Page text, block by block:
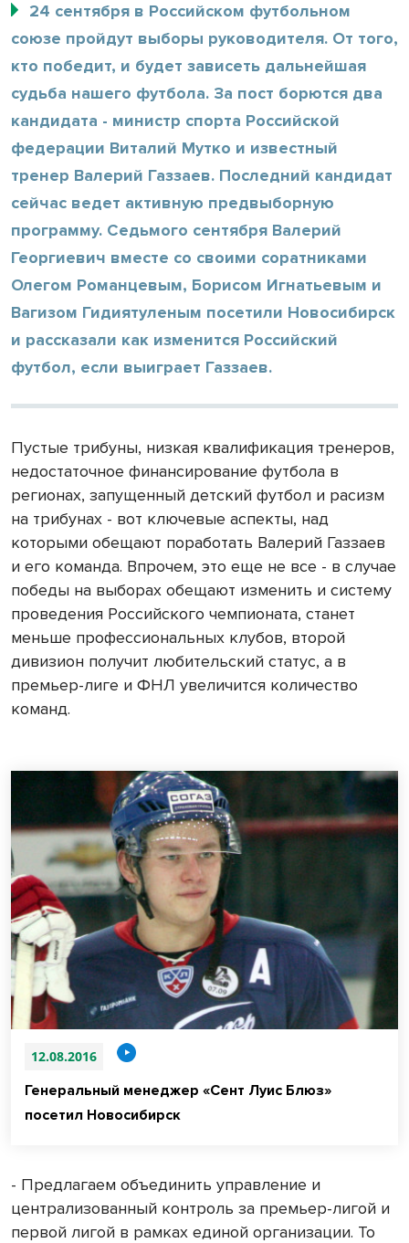
24 сентября в Российском футбольном
союзе пройдут выборы руководителя. От того,
кто победит, и будет зависеть дальнейшая
судьба нашего футбола. За пост борются два
кандидата - министр спорта Российской
федерации Виталий Мутко и известный
тренер Валерий Газзаев. Последний кандидат
сейчас ведет активную предвыборную
программу. Седьмого сентября Валерий
Георгиевич вместе со своими соратниками
Олегом Романцевым, Борисом Игнатьевым и
Вагизом Гидиятуленым посетили Новосибирск
и рассказали как изменится Российский
футбол, если выиграет Газзаев.
Пустые трибуны, низкая квалификация тренеров,
недостаточное финансирование футбола в
регионах, запущенный детский футбол и расизм
на трибунах - вот ключевые аспекты, над
которыми обещают поработать Валерий Газзаев
и его команда. Впрочем, это еще не все - в случае
победы на выборах обещают изменить и систему
проведения Российского чемпионата, станет
меньше профессиональных клубов, второй
дивизион получит любительский статус, а в
премьер-лиге и ФНЛ увеличится количество
команд.
12.08.2016
Генеральный менеджер «Сент Луис Блюз»
посетил Новосибирск
- Предлагаем объединить управление и
централизованный контроль за премьер-лигой и
первой лигой в рамках единой организации. То